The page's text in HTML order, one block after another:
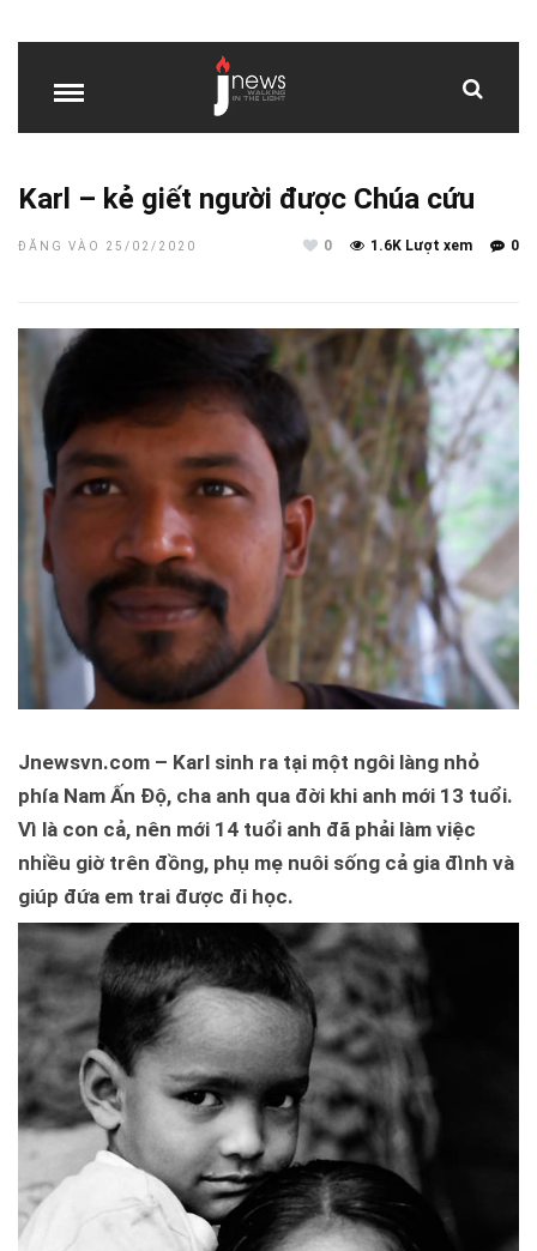
Karl – kẻ giết người được Chúa cứu
ĐĂNG VÀO 25/02/2020 0
1.6K Lượt xem
0
Jnewsvn.com – Karl sinh ra tại một ngôi làng nhỏ
phía Nam Ấn Độ, cha anh qua đời khi anh mới 13 tuổi.
Vì là con cả, nên mới 14 tuổi anh đã phải làm việc
nhiều giờ trên đồng, phụ mẹ nuôi sống cả gia đình và
giúp đứa em trai được đi học.